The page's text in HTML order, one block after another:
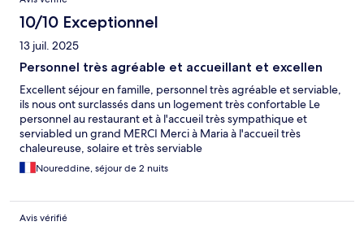
10/10 Exceptionnel
13 juil. 2025
Personnel très agréable et accueillant et excellen
Excellent séjour en famille, personnel très agréable et serviable,
ils nous ont surclassés dans un logement très confortable Le
personnel au restaurant et à l'accueil très sympathique et
serviabled un grand MERCI Merci à Maria à l'accueil très
chaleureuse, solaire et très serviable
Noureddine, séjour de 2 nuits
Avis vérifié